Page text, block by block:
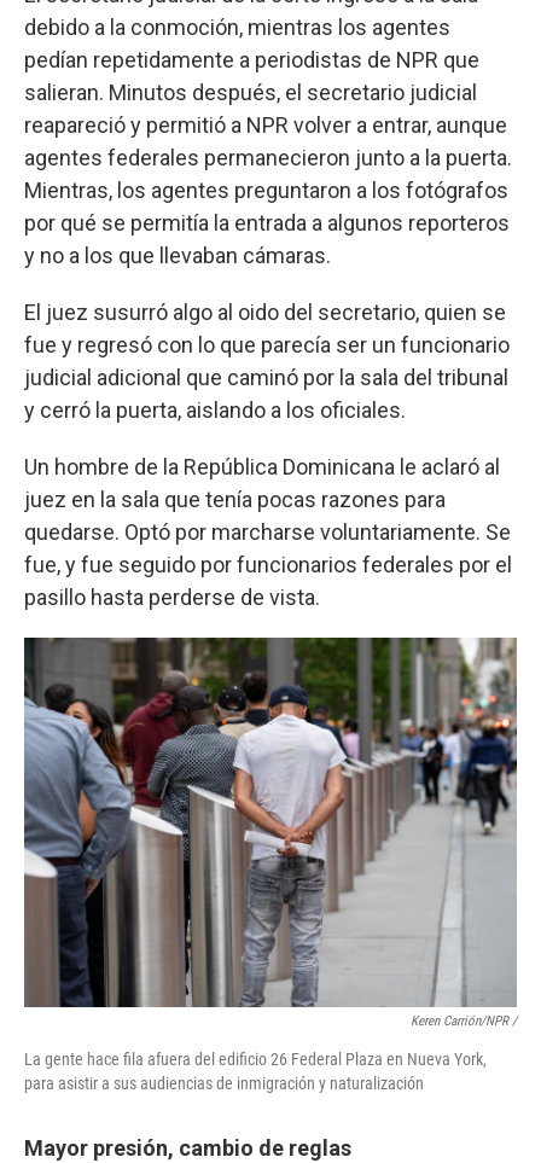
debido a la conmoción, mientras los agentes
pedían repetidamente a periodistas de NPR que
salieran. Minutos después, el secretario judicial
reapareció y permitió a NPR volver a entrar, aunque
agentes federales permanecieron junto a la puerta.
Mientras, los agentes preguntaron a los fotógrafos
por qué se permitía la entrada a algunos reporteros
y no a los que llevaban cámaras.
El juez susurró algo al oido del secretario, quien se
fue y regresó con lo que parecía ser un funcionario
judicial adicional que caminó por la sala del tribunal
y cerró la puerta, aislando a los oficiales.
Un hombre de la República Dominicana le aclaró al
juez en la sala que tenía pocas razones para
quedarse. Optó por marcharse voluntariamente. Se
fue, y fue seguido por funcionarios federales por el
pasillo hasta perderse de vista.
Keren Carrión/NPR /
La gente hace fila afuera del edificio 26 Federal Plaza en Nueva York,
para asistir a sus audiencias de inmigración y naturalización
Mayor presión, cambio de reglas